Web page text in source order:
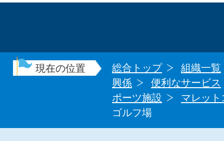
現在の位置 総合トップ
組織一覧
興係
便利なサービス
ポーツ施設
マレッ
ゴルフ場